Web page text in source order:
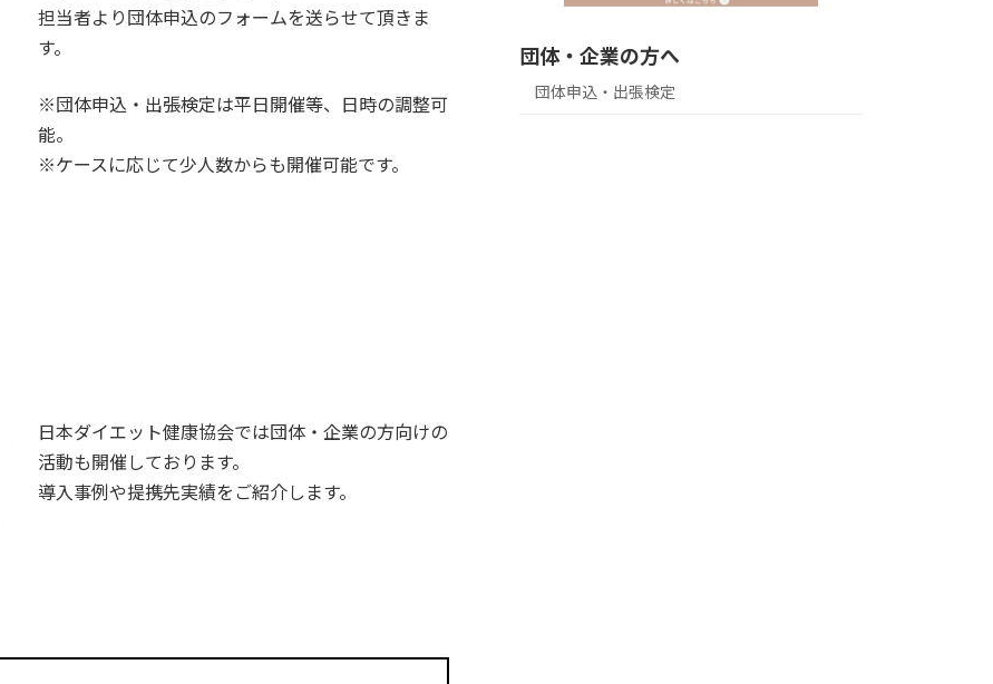
担当者より団体申込のフォームを送らせて頂きま
す。
※団体申込・出張検定は平日開催等、日時の調整可
能。
※ケースに応じて少人数からも開催可能です。
日本ダイエット健康協会では団体・企業の方向けの
活動も開催しております。
導入事例や提携先実績をご紹介します。
団体・企業の方へ
団体申込・出張検定